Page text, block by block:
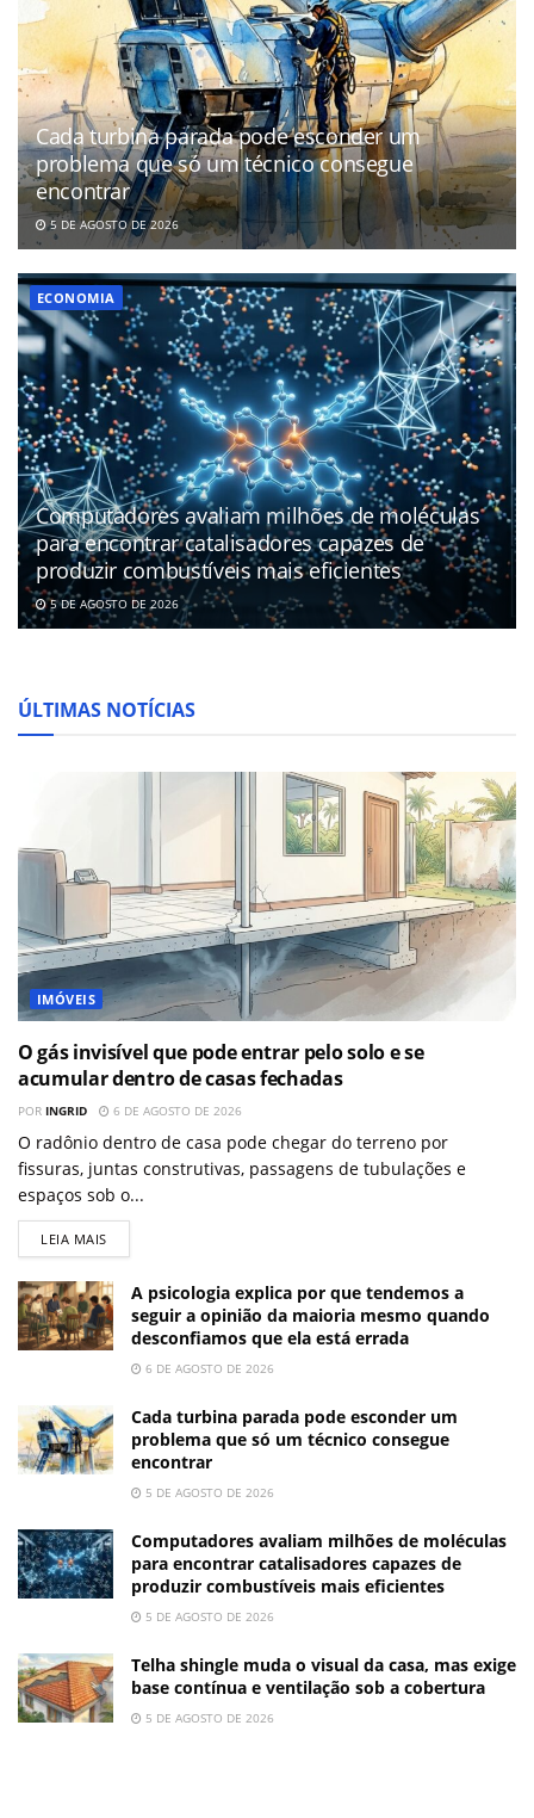
Cada turbina parada pode esconder um
problema que só um técnico consegue
encontrar
5 DE AGOSTO DE 2026
ECONOMIA
Computadores avaliam milhões de moléculas
para encontrar catalisadores capazes de
produzir combustíveis mais eficientes
5 DE AGOSTO DE 2026
ÚLTIMAS NOTÍCIAS
IMÓVEIS
O gás invisível que pode entrar pelo solo e se
acumular dentro de casas fechadas
POR INGRID 6 DE AGOSTO DE 2026
O radônio dentro de casa pode chegar do terreno por
fissuras, juntas construtivas, passagens de tubulações e
espaços sob o...
LEIA MAIS
A psicologia explica por que tendemos a
seguir a opinião da maioria mesmo quando
desconfiamos que ela está errada
6 DE AGOSTO DE 2026
Cada turbina parada pode esconder um
problema que só um técnico consegue
encontrar
5 DE AGOSTO DE 2026
Computadores avaliam milhões de moléculas
para encontrar catalisadores capazes de
produzir combustíveis mais eficientes
5 DE AGOSTO DE 2026
Telha shingle muda o visual da casa, mas exige
base contínua e ventilação sob a cobertura
5 DE AGOSTO DE 2026